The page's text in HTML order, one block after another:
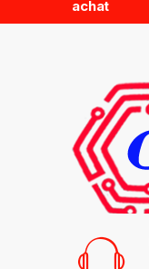
s
achat